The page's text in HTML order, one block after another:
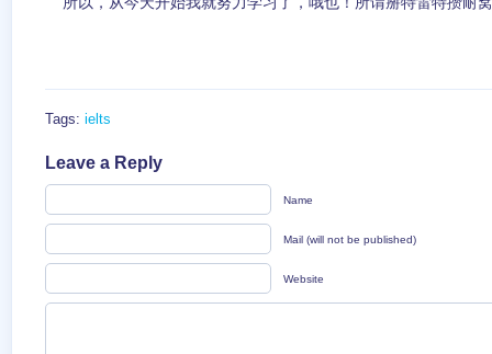
Tags: ielts
Leave a Reply
Name
Mail (will not be published)
Website